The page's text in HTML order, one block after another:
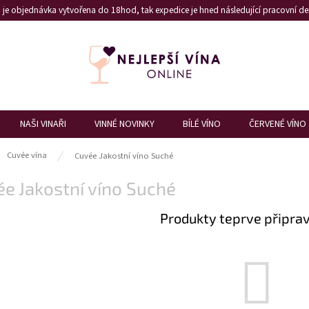
objednávka vytvořena do 18hod, tak expedice je hned následující pracovní
NAŠI VINAŘI VINNÉ NOVINKY BÍLÉ VÍNO ČERVENÉ VÍNO
Cuvée vína Cuvée Jakostní víno Suché
Jakostní víno Suché
Produkty teprve